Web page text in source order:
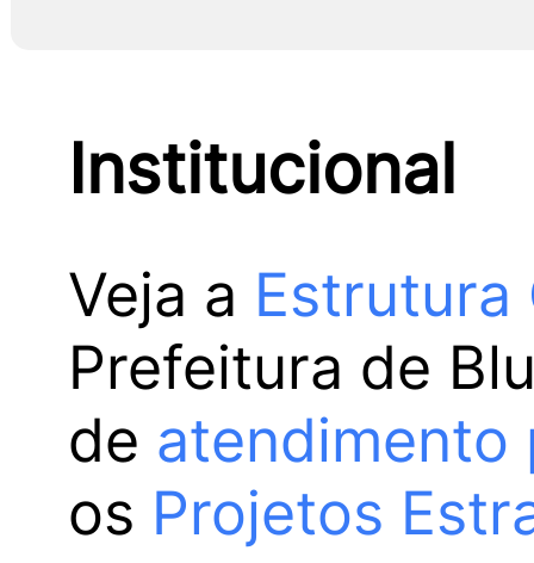
Institucional
Veja a Estrutura
Prefeitura de
de atendimento
os Projetos